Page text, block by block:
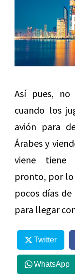
Así pues,
cuando los
avión para
Árabes y
viene tiene
pronto, por lo
pocos días
para llegar
Twitter
WhatsApp